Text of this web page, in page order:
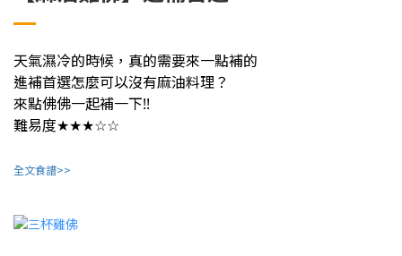
天氣濕冷的時候，真的需要來一點補的
進補首選怎麼可以沒有麻油料理？
來點佛佛一起補一下!!
難易度★★★☆☆
全文食譜>>